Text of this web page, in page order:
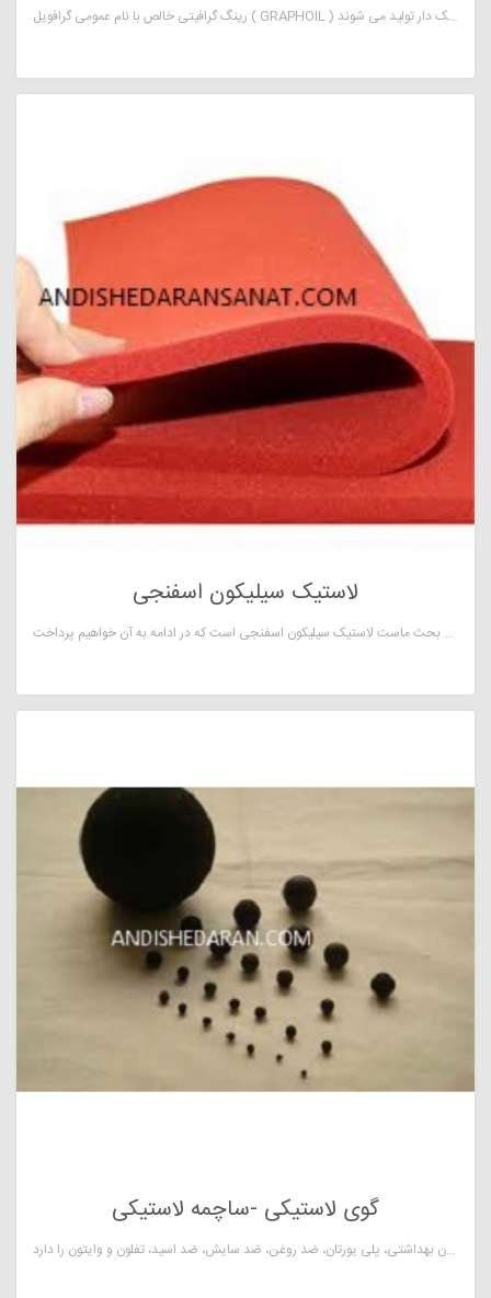
رینگ گرافیتی خالص با نام عمومی گرافویل ( GRAPHOIL ) که از پودر و ورق گرافیت خالص برای آببندی های طولانی مدت مورد استفاده قرار می گیرد که عموما به صورت رینگ تخت و یا کونیک دار تولید می شوند.
لاستیک سیلیکون اسفنجی
لاستیک سیلیکون اسفنجی، از سیلیکون که یک ماده‌ی انعطاف‌پذیر و حیرت‌انگیز است، تهیه می‌شود. سیلیکون دارای زنجیره‌ای تکرار شونده از اتم‌های اکسیژن و سیلیسیم است که با گازهای دیگر همچون کربن و هیدروژن ترکیب می‌شوند. سیلیکون‌ها امروزه کاربردهای فراوانی در میان مردم پیدا کرده‌اند. از ساخت لوازم تزیینی گرفته تا صنعت مواد غذایی، چاپ، رزین، ساخت عایق حرارتی و برودتی همه از آن استفاده می‌کنند. اما آن‌چه که در این مقاله مورد بحث ماست لاستیک سیلیکون اسفنجی است که در ادامه به آن خواهیم پرداخت
گوی لاستیکی -ساچمه لاستیکی
گوی لاستیکی (توپک یا ساچمه لاستیکی) وظیفه آب‌بندی در پمپ دیافراگم شیرهای اطمینان و سوپاپ‌ها را دارد و با توجه به نقش مهم و حساس آن در مکان‌های صنعتی تمامی موارد مربوط به این قطعه کروی شکل از قبیل تولید، وزن، چگالی، متریال، ظاهر و ابعاد باید به صورت دقیق محاسبه گردد. شرکت لاستیک سازی دوام پارت آریا توانایی تولید انواع گوی و توپک لاستیکی پمپ‌های دیافراگمی در ابعاد مختلف و متریال هایی از قبیل: سیلیکون بهداشتی، پلی یورتان، ضد روغن، ضد سایش، ضد اسید، تفلون و وایتون را دارد.